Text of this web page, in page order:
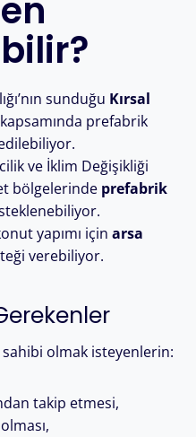
sunduğu Kırsal
kapsamında prefabrik
ve İklim Değişikliği
bölgelerinde prefabrik
yapımı için arsa
verebiliyor.
olmak isteyenlerin:
takip etmesi,